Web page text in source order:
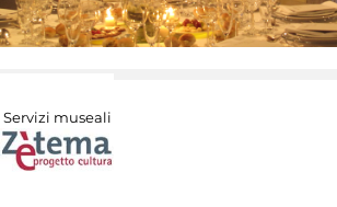
Servizi museali